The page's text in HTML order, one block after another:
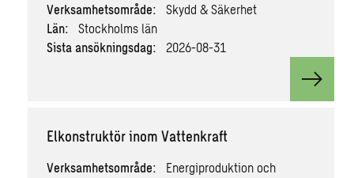
Verksamhetsområde:
Skydd & Säkerhet
Län:
Stockholms län
Sista ansökningsdag:
2026-08-31
View
Elkonstruktör inom Vattenkraft
Verksamhetsområde:
Energiproduktion och